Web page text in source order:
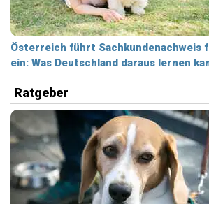
Österreich führt Sachkundenachweis
ein: Was Deutschland daraus lernen
Ratgeber